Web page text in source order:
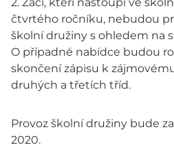
2. Žáci, kteří nastoupí ve
čtvrtého ročníku, nebudou
školní družiny s ohledem na
O případné nabídce budou
skončení zápisu k
druhých a třetích tříd.
Provoz školní družiny bude
2020.